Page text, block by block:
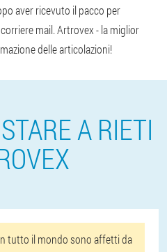
aver ricevuto il pacco per
mail. Artrovex - la miglior
delle articolazioni!
A RIETI
tutto il mondo sono affetti da